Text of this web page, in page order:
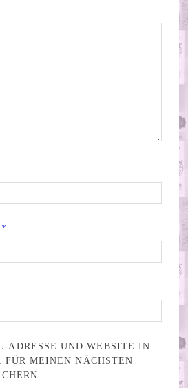
*
ADRESSE UND WEBSITE IN
FÜR MEINEN NÄCHSTEN